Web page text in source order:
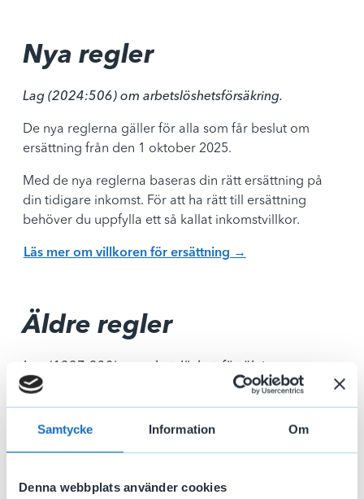
Samtycke Information Om
Denna webbplats använder cookies
Nya regler
Lag (2024:506) om arbetslöshetsförsäkring.
De nya reglerna gäller för alla som får beslut om
ersättning från den 1 oktober 2025.
Med de nya reglerna baseras din rätt ersättning på
din tidigare inkomst. För att ha rätt till ersättning
behöver du uppfylla ett så kallat inkomstvillkor.
Läs mer om villkoren för ersättning →
Äldre regler
Du fortsätter att få ersättning med de äldre
dina ersättningsdagar slut kommer vi att pröva din